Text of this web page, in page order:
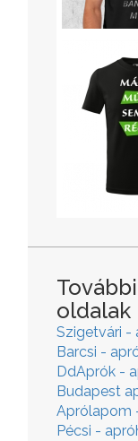
oldalak
Szigetvári -
Barcsi -
DdAprók -
Budapest
Aprólapom
Pécsi -